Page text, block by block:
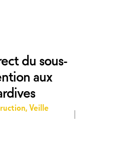
du sous-
aux
,Veille